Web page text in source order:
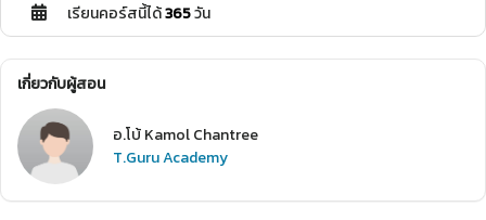
เรียนคอร์สนี้ได้365วัน
เกี่ยวกับผู้สอน
อ.โบ้ Kamol Chantree
T.Guru Academy